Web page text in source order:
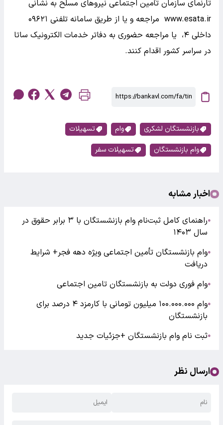
تارنمای سازمان تأمین اجتماعی نیروهای مسلح به نشانی
www.esata.ir مراجعه و یا از طریق سامانه تلفنی ۰۹۶۲۱
داخلی ۴، یا مراجعه حضوری به دفاتر خدمات الکترونیک ساتا
در سراسر کشور اقدام کنند.
بازنشستگان لشکری وام
تسهیلات
وام بازنشستگان
تسهیلات سفر
اخبار مشابه
●
راهنمای کامل ثبت‌نام وام بازنشستگان با ۳ برابر حقوق در
سال ۱۴۰۳
●وام بازنشستگان تأمین اجتماعی ویژه دهه فجر+ شرایط
دریافت
●وام فوری دولت به بازنشستگان تامین اجتماعی
●
وام ۱۰۰.۰۰۰.۰۰۰ میلیون تومانی با کارمزد ۴ درصد برای
بازنشستگان
●ثبت نام وام بازنشستگان +جزئیات جدید
ارسال نظر